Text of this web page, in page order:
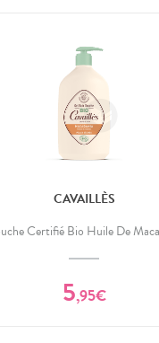
CAVAILLÈS
Certifié Bio Huile De
5,95€